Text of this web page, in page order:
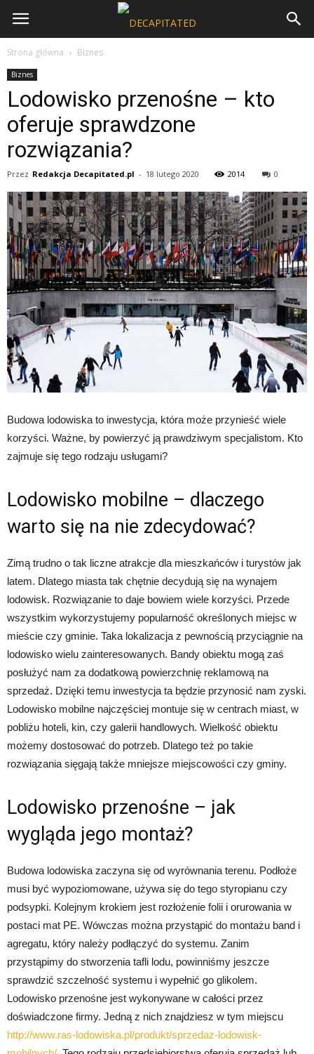
Strona główna Biznes
Biznes
Lodowisko przenośne – kto
oferuje sprawdzone
rozwiązania?
Przez Redakcja Decapitated.pl - 18 lutego 2020 2014 0
Budowa lodowiska to inwestycja, która może przynieść wiele
korzyści. Ważne, by powierzyć ją prawdziwym specjalistom. Kto
zajmuje się tego rodzaju usługami?
Lodowisko mobilne – dlaczego
warto się na nie zdecydować?
Zimą trudno o tak liczne atrakcje dla mieszkańców i turystów jak
latem. Dlatego miasta tak chętnie decydują się na wynajem
lodowisk. Rozwiązanie to daje bowiem wiele korzyści. Przede
wszystkim wykorzystujemy popularność określonych miejsc w
mieście czy gminie. Taka lokalizacja z pewnością przyciągnie na
lodowisko wielu zainteresowanych. Bandy obiektu mogą zaś
posłużyć nam za dodatkową powierzchnię reklamową na
sprzedaż. Dzięki temu inwestycja ta będzie przynosić nam zyski.
Lodowisko mobilne najczęściej montuje się w centrach miast, w
pobliżu hoteli, kin, czy galerii handlowych. Wielkość obiektu
możemy dostosować do potrzeb. Dlatego też po takie
rozwiązania sięgają także mniejsze miejscowości czy gminy.
Lodowisko przenośne – jak
wygląda jego montaż?
Budowa lodowiska zaczyna się od wyrównania terenu. Podłoże
musi być wypoziomowane, używa się do tego styropianu czy
podsypki. Kolejnym krokiem jest rozłożenie folii i orurowania w
postaci mat PE. Wówczas można przystąpić do montażu band i
agregatu, który należy podłączyć do systemu. Zanim
przystąpimy do stworzenia tafli lodu, powinniśmy jeszcze
sprawdzić szczelność systemu i wypełnić go glikolem.
Lodowisko przenośne jest wykonywane w całości przez
doświadczone firmy. Jedną z nich znajdziesz w tym miejscu
http://www.ras-lodowiska.pl/produkt/sprzedaz-lodowisk-